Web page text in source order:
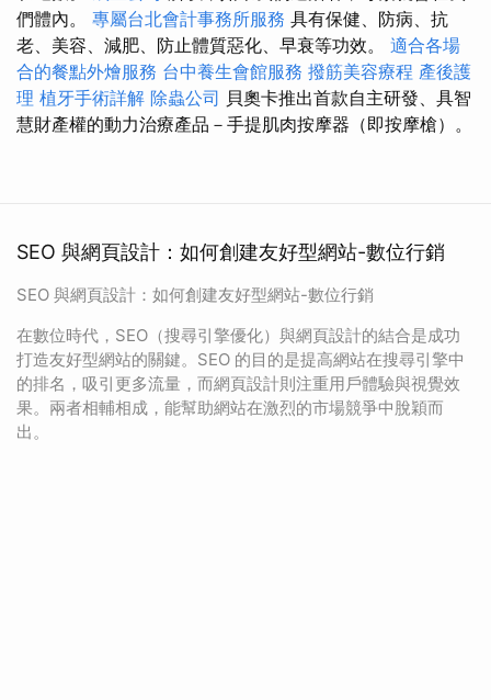
們體內。 專屬台北會計事務所服務 具有保健、防病、抗
老、美容、減肥、防止體質惡化、早衰等功效。 適合各場
合的餐點外燴服務 台中養生會館服務 撥筋美容療程 產後護
理 植牙手術詳解 除蟲公司 貝奧卡推出首款自主研發、具智
慧財產權的動力治療產品－手提肌肉按摩器（即按摩槍）。
SEO 與網頁設計：如何創建友好型網站-數位行銷
SEO 與網頁設計：如何創建友好型網站-數位行銷
在數位時代，SEO（搜尋引擎優化）與網頁設計的結合是成功
打造友好型網站的關鍵。SEO 的目的是提高網站在搜尋引擎中
的排名，吸引更多流量，而網頁設計則注重用戶體驗與視覺效
果。兩者相輔相成，能幫助網站在激烈的市場競爭中脫穎而
出。